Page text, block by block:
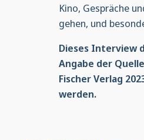
Kino, Gespräche
gehen, und
Dieses Interview
Angabe der
Fischer Verlag
werden.